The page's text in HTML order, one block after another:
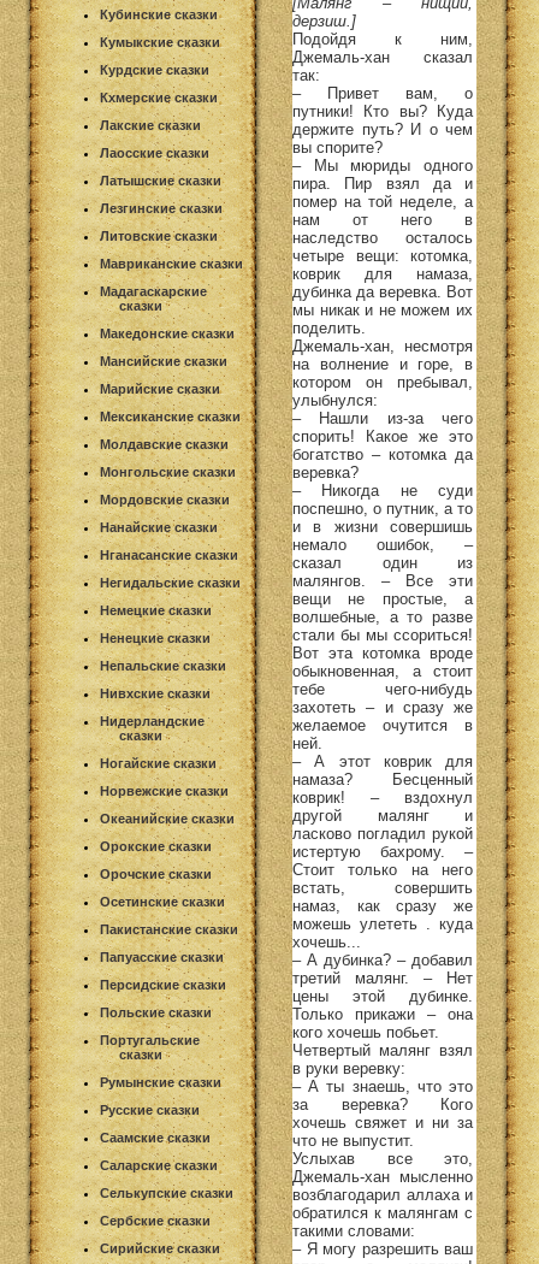
Кубинские сказки
Кумыкские сказки
Курдские сказки
Кхмерские сказки
Лакские сказки
Лаосские сказки
Латышские сказки
Лезгинские сказки
Литовские сказки
Мавриканские сказки
Мадагаскарские
сказки
Македонские сказки
Мансийские сказки
Марийские сказки
Мексиканские сказки
Молдавские сказки
Монгольские сказки
Мордовские сказки
Нанайские сказки
Нганасанские сказки
Негидальские сказки
Немецкие сказки
Ненецкие сказки
Непальские сказки
Нивхские сказки
Нидерландские
сказки
Ногайские сказки
Норвежские сказки
Океанийские сказки
Орокские сказки
Орочские сказки
Осетинские сказки
Пакистанские сказки
Папуасские сказки
Персидские сказки
Польские сказки
Португальские
сказки
Румынские сказки
Русские сказки
Саамские сказки
Саларские сказки
Селькупские сказки
Сербские сказки
Сирийские сказки
дерзиш.]
Подойдя к ним,
Джемаль-хан сказал
так:
– Привет вам, о
путники! Кто вы? Куда
держите путь? И о чем
вы спорите?
– Мы мюриды одного
пира. Пир взял да и
помер на той неделе, а
нам от него в
наследство осталось
четыре вещи: котомка,
коврик для намаза,
дубинка да веревка. Вот
мы никак и не можем их
поделить.
Джемаль-хан, несмотря
на волнение и горе, в
котором он пребывал,
улыбнулся:
– Нашли из-за чего
спорить! Какое же это
богатство – котомка да
веревка?
– Никогда не суди
поспешно, о путник, а то
и в жизни совершишь
немало ошибок, –
сказал один из
малянгов. – Все эти
вещи не простые, а
волшебные, а то разве
стали бы мы ссориться!
Вот эта котомка вроде
обыкновенная, а стоит
тебе чего-нибудь
захотеть – и сразу же
желаемое очутится в
ней.
– А этот коврик для
намаза? Бесценный
коврик! – вздохнул
другой малянг и
ласково погладил рукой
истертую бахрому. –
Стоит только на него
встать, совершить
намаз, как сразу же
можешь улететь . куда
хочешь...
– А дубинка? – добавил
третий малянг. – Нет
цены этой дубинке.
Только прикажи – она
кого хочешь побьет.
Четвертый малянг взял
в руки веревку:
– А ты знаешь, что это
за веревка? Кого
хочешь свяжет и ни за
что не выпустит.
Услыхав все это,
Джемаль-хан мысленно
возблагодарил аллаха и
обратился к малянгам с
такими словами:
– Я могу разрешить ваш